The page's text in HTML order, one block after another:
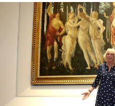
Sport
PODCAST
NEWSLETTER